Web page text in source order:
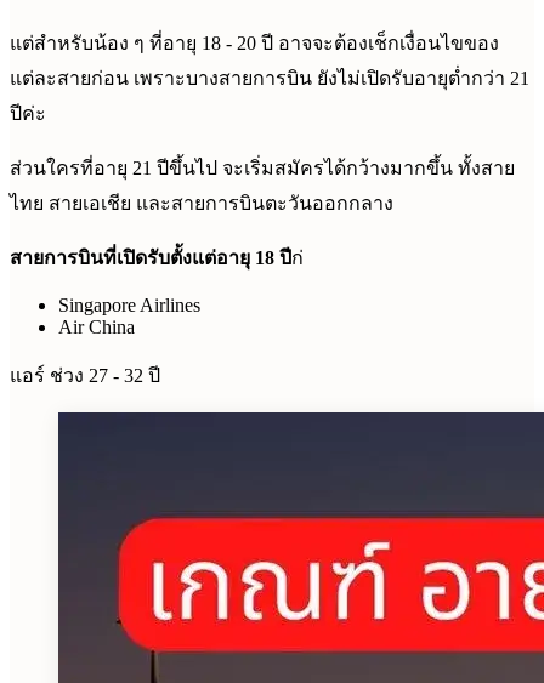
แต่สำหรับน้อง ๆ ที่อายุ 18 - 20 ปี อาจจะต้องเช็กเงื่อนไขของ
แต่ละสายก่อน เพราะบางสายการบิน ยังไม่เปิดรับอายุต่ำกว่า 21
ปีค่ะ
ส่วนใครที่อายุ 21 ปีขึ้นไป จะเริ่มสมัครได้กว้างมากขึ้น ทั้งสาย
ไทย สายเอเชีย และสายการบินตะวันออกกลาง
สายการบินที่เปิดรับตั้งแต่อายุ 18 ปีก่
Singapore Airlines
Air China
แอร์ ช่วง 27 - 32 ปี